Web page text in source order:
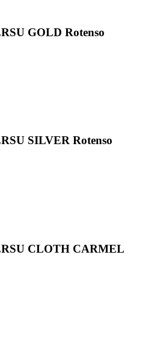
GOLD Rotenso
SILVER Rotenso
CLOTH CARMEL